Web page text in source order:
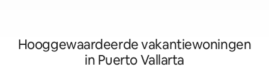
Hooggewaardeerde vakantiewoningen
in Puerto Vallarta